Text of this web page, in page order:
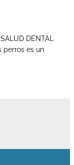
DENTAL
perros es un